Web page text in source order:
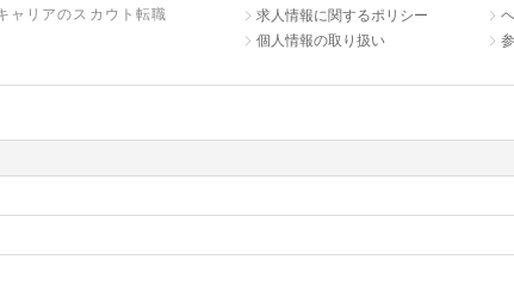
ャリアのスカウト転職
求人情報に関するポリシー
個人情報の取り扱い